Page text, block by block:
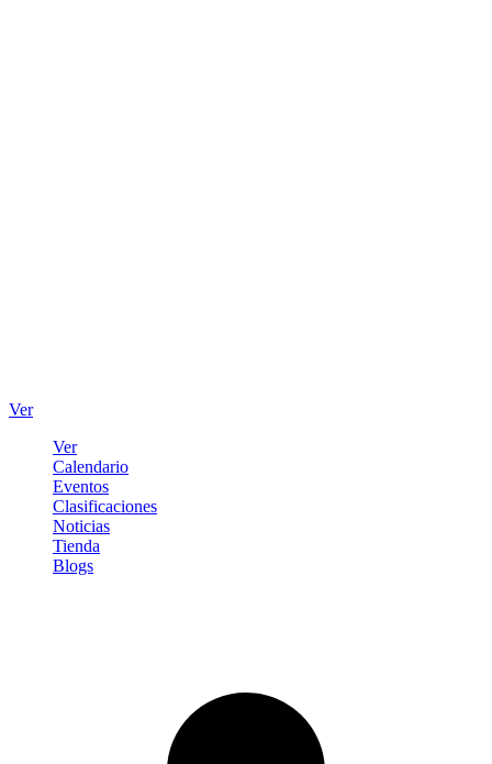
Ver
Ver
Calendario
Eventos
Clasificaciones
Noticias
Tienda
Blogs